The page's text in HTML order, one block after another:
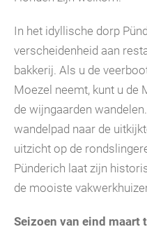
In het idyllische dorp
verscheidenheid aan
bakkerij. Als u de
Moezel neemt, kunt u de
de wijngaarden
wandelpad naar de
uitzicht op de
Pünderich laat zijn
de mooiste
Seizoen van eind maart